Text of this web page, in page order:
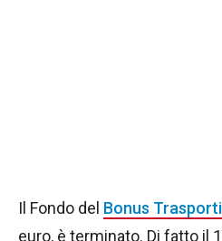
Il Fondo del Bonus
euro, è terminato. Di fatto il